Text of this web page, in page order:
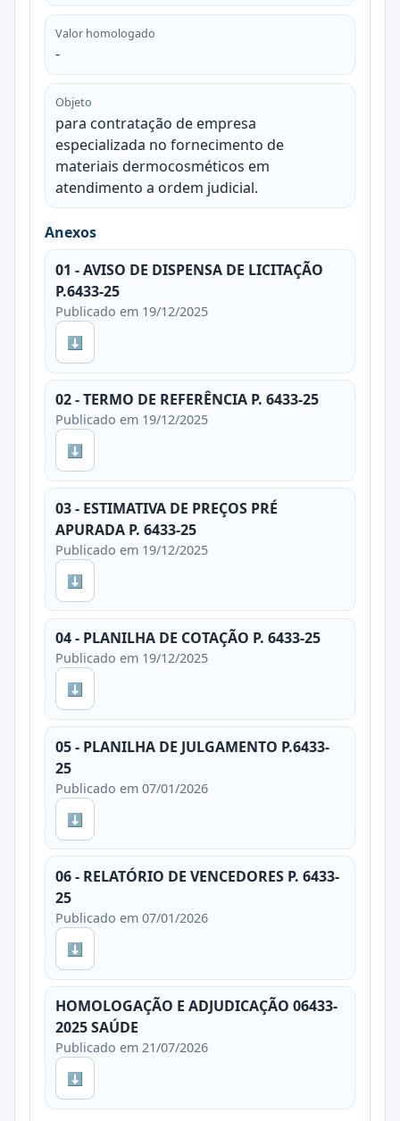
Valor homologado
-
Objeto
para contratação de empresa
especializada no fornecimento de
materiais dermocosméticos em
atendimento a ordem judicial.
Anexos
01 - AVISO DE DISPENSA DE LICITAÇÃO
P.6433-25
Publicado em 19/12/2025
⬇
02 - TERMO DE REFERÊNCIA P. 6433-25
Publicado em 19/12/2025
⬇
03 - ESTIMATIVA DE PREÇOS PRÉ
APURADA P. 6433-25
Publicado em 19/12/2025
⬇
04 - PLANILHA DE COTAÇÃO P. 6433-25
Publicado em 19/12/2025
⬇
05 - PLANILHA DE JULGAMENTO P.6433-
25
Publicado em 07/01/2026
⬇
06 - RELATÓRIO DE VENCEDORES P. 6433-
25
Publicado em 07/01/2026
⬇
HOMOLOGAÇÃO E ADJUDICAÇÃO 06433-
2025 SAÚDE
Publicado em 21/07/2026
⬇